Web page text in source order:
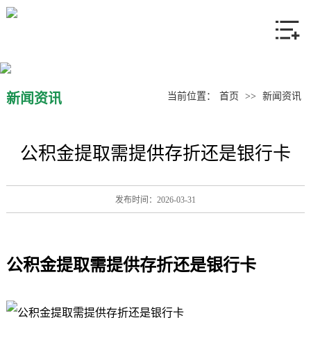
产品中心
新闻资讯 当前位置： 首页 >> 新闻资讯
公积金提取需提供存折还是银行卡
发布时间：2026-03-31
公积金提取需提供存折还是银行卡